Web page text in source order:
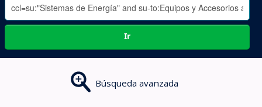
Ir
Búsqueda avanzada